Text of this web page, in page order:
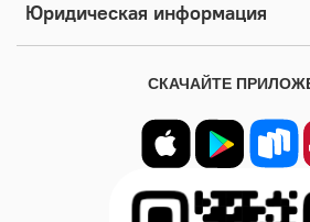
Юридическая информация
СКАЧАЙТЕ